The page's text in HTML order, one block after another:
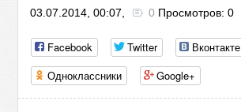
03.07.2014, 00:07, 0 Просмотров: 0
Facebook Twitter
Вконтакте
Одноклассники
Google+